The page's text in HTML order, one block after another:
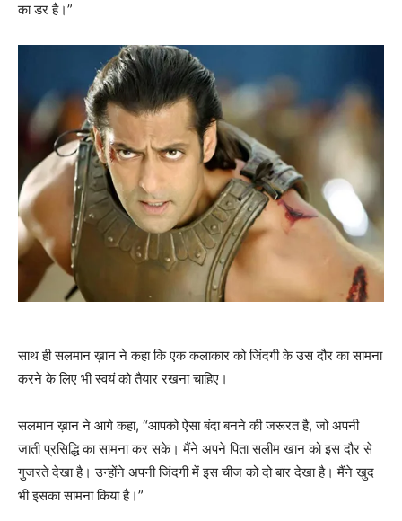
का डर है।”
साथ ही सलमान ख़ान ने कहा कि एक कलाकार को जिंदगी के उस दौर का सामना
करने के लिए भी स्वयं को तैयार रखना चाहिए।
सलमान ख़ान ने आगे कहा, “आपको ऐसा बंदा बनने की जरूरत है, जो अपनी
जाती प्रसिद्धि का सामना कर सके। मैंने अपने पिता सलीम खान को इस दौर से
गुजरते देखा है। उन्होंने अपनी जिंदगी में इस चीज को दो बार देखा है। मैंने खुद
भी इसका सामना किया है।”